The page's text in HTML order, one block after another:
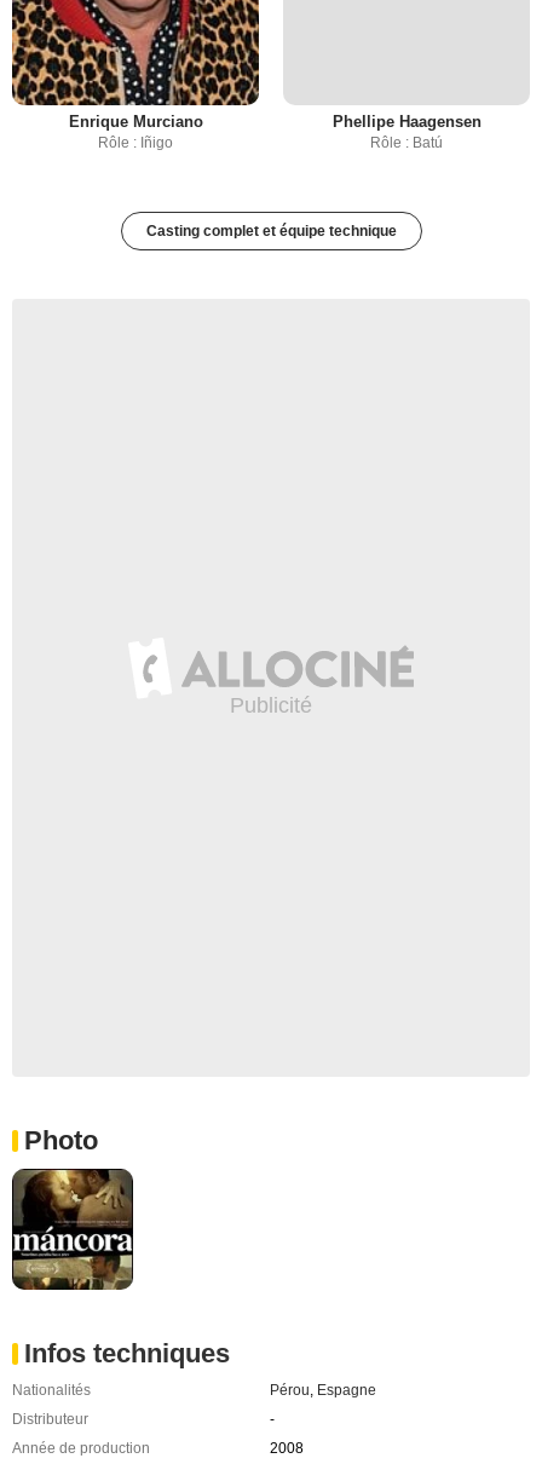
Enrique Murciano
Rôle : Iñigo
Phellipe Haagensen
Rôle : Batú
Casting complet et équipe technique
Photo
Infos techniques
Nationalités Pérou, Espagne
Distributeur
-
Année de production
2008